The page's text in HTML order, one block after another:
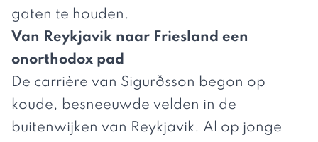
gaten te houden.
Van Reykjavik naar Friesland een
onorthodox pad
De carrière van Sigurðsson begon op
koude, besneeuwde velden in de
buitenwijken van Reykjavik. Al op jonge